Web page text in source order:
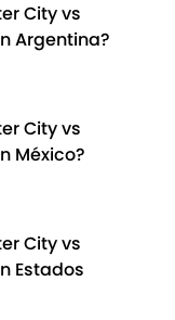
City vs
Argentina?
City vs
México?
City vs
Estados